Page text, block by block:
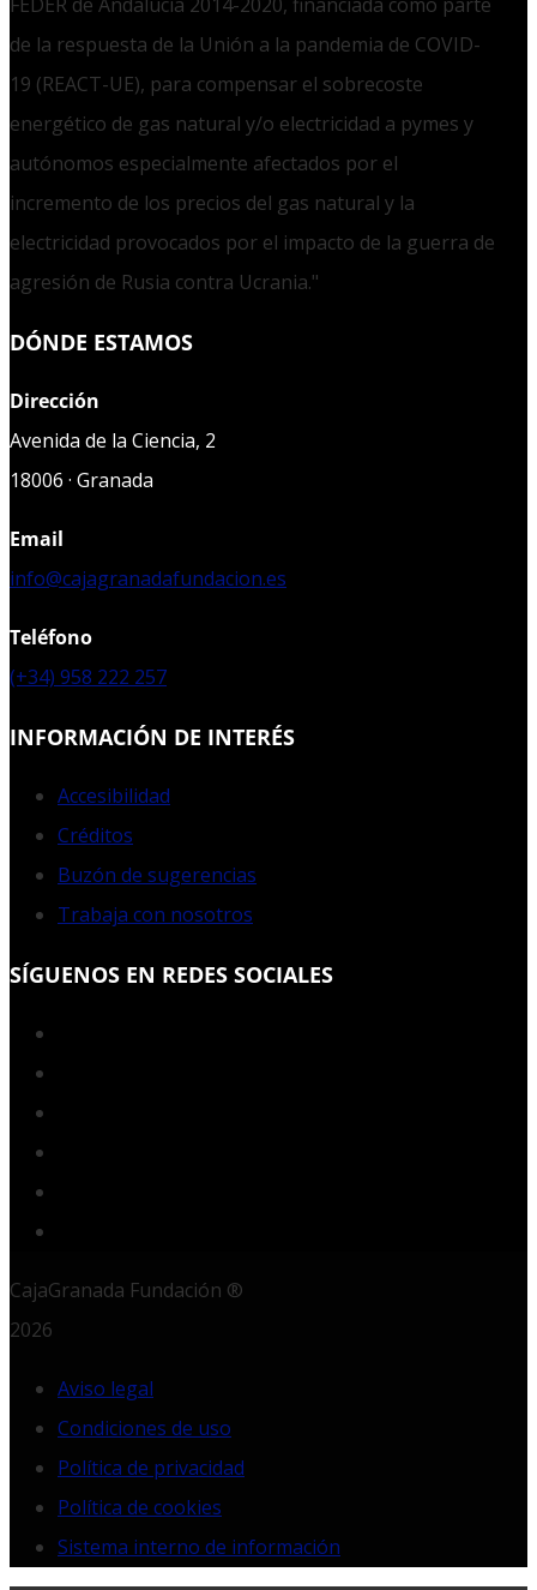
FEDER de Andalucía 2014-2020, financiada como parte
de la respuesta de la Unión a la pandemia de COVID-
19 (REACT-UE), para compensar el sobrecoste
energético de gas natural y/o electricidad a pymes y
autónomos especialmente afectados por el
incremento de los precios del gas natural y la
electricidad provocados por el impacto de la guerra de
agresión de Rusia contra Ucrania."
DÓNDE ESTAMOS
Dirección
Avenida de la Ciencia, 2
18006 · Granada
Email
info@cajagranadafundacion.es
Teléfono
(+34) 958 222 257
INFORMACIÓN DE INTERÉS
Accesibilidad
Créditos
Buzón de sugerencias
Trabaja con nosotros
SÍGUENOS EN REDES SOCIALES
CajaGranada Fundación ®
2026
Aviso legal
Condiciones de uso
Política de privacidad
Política de cookies
Sistema interno de información